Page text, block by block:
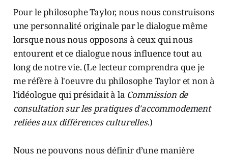
Pour le philosophe Taylor, nous nous construisons
une personnalité originale par le dialogue même
lorsque nous nous opposons à ceux qui nous
entourent et ce dialogue nous influence tout au
long de notre vie. (Le lecteur comprendra que je
me réfère à l'oeuvre du philosophe Taylor et non à
l’idéologue qui présidait à la Commission de
consultation sur les pratiques d'accommodement
reliées aux différences culturelles.)
Nous ne pouvons nous définir d’une manière